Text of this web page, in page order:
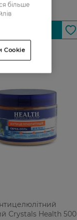
Crystals Health 500
більше
Cookie